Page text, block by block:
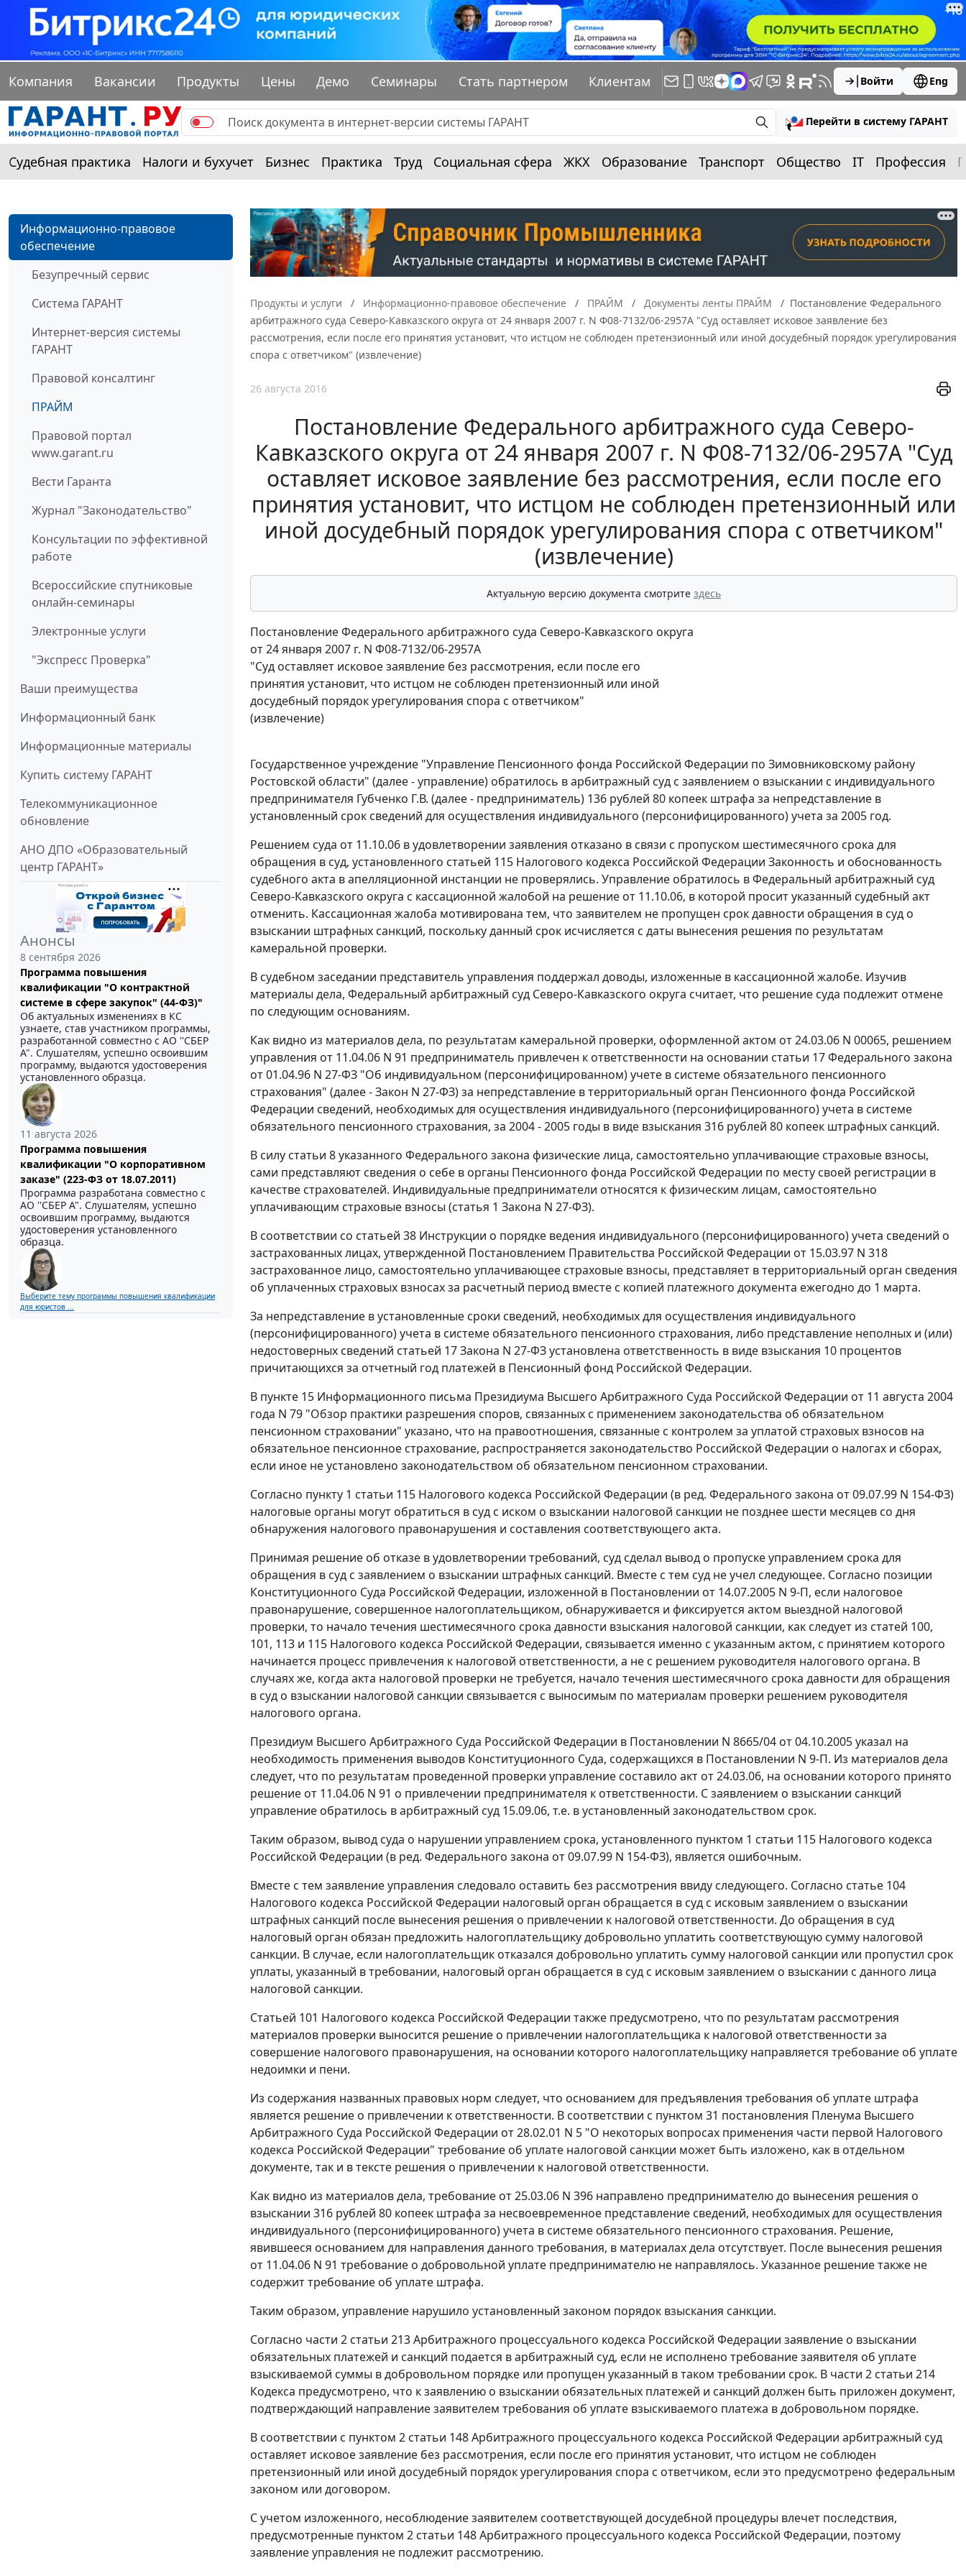
Компания Вакансии Продукты Цены Демо Семинары Стать партнером Клиентам Войти Eng
Перейти в систему ГАРАНТ
Судебная практика Налоги и бухучет Бизнес Практика Труд Социальная сфера ЖКХ Образование Транспорт Общество IT Профессия
Информационно-правовое
обеспечение
Безупречный сервис
Система ГАРАНТ
Интернет-версия системы
ГАРАНТ
Правовой консалтинг
ПРАЙМ
Правовой портал
www.garant.ru
Вести Гаранта
Журнал "Законодательство"
Консультации по эффективной
работе
Всероссийские спутниковые
онлайн-семинары
Электронные услуги
"Экспресс Проверка"
Ваши преимущества
Информационный банк
Информационные материалы
Купить систему ГАРАНТ
Телекоммуникационное
обновление
АНО ДПО «Образовательный
центр ГАРАНТ»
Анонсы
8 сентября 2026
Программа повышения
квалификации "О контрактной
системе в сфере закупок" (44-ФЗ)"
Об актуальных изменениях в КС
узнаете, став участником программы,
разработанной совместно с АО ''СБЕР
А". Слушателям, успешно освоившим
программу, выдаются удостоверения
установленного образца.
11 августа 2026
Программа повышения
квалификации "О корпоративном
заказе" (223-ФЗ от 18.07.2011)
Программа разработана совместно с
АО ''СБЕР А". Слушателям, успешно
освоившим программу, выдаются
удостоверения установленного
образца.
Выберите тему программы повышения квалификации
для юристов ...
Продукты и услуги Информационно-правовое обеспечение ПРАЙМ Документы ленты ПРАЙМ
Постановление Федерального
арбитражного суда Северо-Кавказского округа от 24 января 2007 г. N Ф08-7132/06-2957А "Суд оставляет исковое заявление без
рассмотрения, если после его принятия установит, что истцом не соблюден претензионный или иной досудебный порядок урегулирования
спора с ответчиком" (извлечение)
26 августа 2016
Постановление Федерального арбитражного суда Северо-
Кавказского округа от 24 января 2007 г. N Ф08-7132/06-2957А "Суд
оставляет исковое заявление без рассмотрения, если после его
принятия установит, что истцом не соблюден претензионный или
иной досудебный порядок урегулирования спора с ответчиком"
(извлечение)
Актуальную версию документа смотрите здесь
Постановление Федерального арбитражного суда Северо-Кавказского округа
от 24 января 2007 г. N Ф08-7132/06-2957А
"Суд оставляет исковое заявление без рассмотрения, если после его
принятия установит, что истцом не соблюден претензионный или иной
досудебный порядок урегулирования спора с ответчиком"
(извлечение)
Государственное учреждение "Управление Пенсионного фонда Российской Федерации по Зимовниковскому району
Ростовской области" (далее - управление) обратилось в арбитражный суд с заявлением о взыскании с индивидуального
предпринимателя Губченко Г.В. (далее - предприниматель) 136 рублей 80 копеек штрафа за непредставление в
установленный срок сведений для осуществления индивидуального (персонифицированного) учета за 2005 год.
Решением суда от 11.10.06 в удовлетворении заявления отказано в связи с пропуском шестимесячного срока для
обращения в суд, установленного статьей 115 Налогового кодекса Российской Федерации Законность и обоснованность
судебного акта в апелляционной инстанции не проверялись. Управление обратилось в Федеральный арбитражный суд
Северо-Кавказского округа с кассационной жалобой на решение от 11.10.06, в которой просит указанный судебный акт
отменить. Кассационная жалоба мотивирована тем, что заявителем не пропущен срок давности обращения в суд о
взыскании штрафных санкций, поскольку данный срок исчисляется с даты вынесения решения по результатам
камеральной проверки.
В судебном заседании представитель управления поддержал доводы, изложенные в кассационной жалобе. Изучив
материалы дела, Федеральный арбитражный суд Северо-Кавказского округа считает, что решение суда подлежит отмене
по следующим основаниям.
Как видно из материалов дела, по результатам камеральной проверки, оформленной актом от 24.03.06 N 00065, решением
управления от 11.04.06 N 91 предприниматель привлечен к ответственности на основании статьи 17Федерального закона
от 01.04.96 N 27-ФЗ "Об индивидуальном (персонифицированном) учете в системе обязательного пенсионного
страхования" (далее -Закон N 27-ФЗ) за непредставление в территориальный орган Пенсионного фонда Российской
Федерации сведений, необходимых для осуществления индивидуального (персонифицированного) учета в системе
обязательного пенсионного страхования, за 2004 - 2005 годы в виде взыскания 316 рублей 80 копеек штрафных санкций.
В силу статьи 8указанного Федерального закона физические лица, самостоятельно уплачивающие страховые взносы,
сами представляют сведения о себе в органы Пенсионного фонда Российской Федерации по месту своей регистрации в
качестве страхователей. Индивидуальные предприниматели относятся к физическим лицам, самостоятельно
уплачивающим страховые взносы (статья 1 Закона N 27-ФЗ).
В соответствии со статьей 38 Инструкции о порядке ведения индивидуального (персонифицированного) учета сведений о
застрахованных лицах, утвержденной Постановлением Правительства Российской Федерации от 15.03.97 N 318
застрахованное лицо, самостоятельно уплачивающее страховые взносы, представляет в территориальный орган сведения
об уплаченных страховых взносах за расчетный период вместе с копией платежного документа ежегодно до 1 марта.
За непредставление в установленные сроки сведений, необходимых для осуществления индивидуального
(персонифицированного) учета в системе обязательного пенсионного страхования, либо представление неполных и (или)
недостоверных сведений статьей 17Закона N 27-ФЗ установлена ответственность в виде взыскания 10 процентов
причитающихся за отчетный год платежей в Пенсионный фонд Российской Федерации.
В пункте 15 Информационного письма Президиума Высшего Арбитражного Суда Российской Федерации от 11 августа 2004
года N 79 "Обзор практики разрешения споров, связанных с применением законодательства об обязательном
пенсионном страховании" указано, что на правоотношения, связанные с контролем за уплатой страховых взносов на
обязательное пенсионное страхование, распространяется законодательство Российской Федерации о налогах и сборах,
если иное не установлено законодательством об обязательном пенсионном страховании.
Согласно пункту 1 статьи 115 Налогового кодекса Российской Федерации (в ред. Федерального закона от 09.07.99 N 154-ФЗ)
налоговые органы могут обратиться в суд с иском о взыскании налоговой санкции не позднее шести месяцев со дня
обнаружения налогового правонарушения и составления соответствующего акта.
Принимая решение об отказе в удовлетворении требований, суд сделал вывод о пропуске управлением срока для
обращения в суд с заявлением о взыскании штрафных санкций. Вместе с тем суд не учел следующее. Согласно позиции
Конституционного Суда Российской Федерации, изложенной в Постановлении от 14.07.2005 N 9-П, если налоговое
правонарушение, совершенное налогоплательщиком, обнаруживается и фиксируется актом выездной налоговой
проверки, то начало течения шестимесячного срока давности взыскания налоговой санкции, как следует из статей 100,
101, 113 и 115 Налогового кодекса Российской Федерации, связывается именно с указанным актом, с принятием которого
начинается процесс привлечения к налоговой ответственности, а не с решением руководителя налогового органа. В
случаях же, когда акта налоговой проверки не требуется, начало течения шестимесячного срока давности для обращения
в суд о взыскании налоговой санкции связывается с выносимым по материалам проверки решением руководителя
налогового органа.
Президиум Высшего Арбитражного Суда Российской Федерации в Постановлении N 8665/04 от 04.10.2005 указал на
необходимость применения выводов Конституционного Суда, содержащихся в Постановлении N 9-П. Из материалов дела
следует, что по результатам проведенной проверки управление составило акт от 24.03.06, на основании которого принято
решение от 11.04.06 N 91 о привлечении предпринимателя к ответственности. С заявлением о взыскании санкций
управление обратилось в арбитражный суд 15.09.06, т.е. в установленный законодательством срок.
Таким образом, вывод суда о нарушении управлением срока, установленного пунктом 1 статьи 115 Налогового кодекса
Российской Федерации (в ред. Федерального закона от 09.07.99 N 154-ФЗ), является ошибочным.
Вместе с тем заявление управления следовало оставить без рассмотрения ввиду следующего. Согласно статье 104
Налогового кодекса Российской Федерации налоговый орган обращается в суд с исковым заявлением о взыскании
штрафных санкций после вынесения решения о привлечении к налоговой ответственности. До обращения в суд
налоговый орган обязан предложить налогоплательщику добровольно уплатить соответствующую сумму налоговой
санкции. В случае, если налогоплательщик отказался добровольно уплатить сумму налоговой санкции или пропустил срок
уплаты, указанный в требовании, налоговый орган обращается в суд с исковым заявлением о взыскании с данного лица
налоговой санкции.
Статьей 101 Налогового кодекса Российской Федерации также предусмотрено, что по результатам рассмотрения
материалов проверки выносится решение о привлечении налогоплательщика к налоговой ответственности за
совершение налогового правонарушения, на основании которого налогоплательщику направляется требование об уплате
недоимки и пени.
Из содержания названных правовых норм следует, что основанием для предъявления требования об уплате штрафа
является решение о привлечении к ответственности. В соответствии с пунктом 31 постановления Пленума Высшего
Арбитражного Суда Российской Федерации от 28.02.01 N 5 "О некоторых вопросах применения части первой Налогового
кодекса Российской Федерации" требование об уплате налоговой санкции может быть изложено, как в отдельном
документе, так и в тексте решения о привлечении к налоговой ответственности.
Как видно из материалов дела, требование от 25.03.06 N 396 направлено предпринимателю до вынесения решения о
взыскании 316 рублей 80 копеек штрафа за несвоевременное представление сведений, необходимых для осуществления
индивидуального (персонифицированного) учета в системе обязательного пенсионного страхования. Решение,
явившееся основанием для направления данного требования, в материалах дела отсутствует. После вынесения решения
от 11.04.06 N 91 требование о добровольной уплате предпринимателю не направлялось. Указанное решение также не
содержит требование об уплате штрафа.
Таким образом, управление нарушило установленный законом порядок взыскания санкции.
Согласно части 2 статьи 213Арбитражного процессуального кодекса Российской Федерации заявление о взыскании
обязательных платежей и санкций подается в арбитражный суд, если не исполнено требование заявителя об уплате
взыскиваемой суммы в добровольном порядке или пропущен указанный в таком требовании срок. В части 2 статьи 214
Кодекса предусмотрено, что к заявлению о взыскании обязательных платежей и санкций должен быть приложен документ,
подтверждающий направление заявителем требования об уплате взыскиваемого платежа в добровольном порядке.
В соответствии с пунктом 2 статьи 148Арбитражного процессуального кодекса Российской Федерации арбитражный суд
оставляет исковое заявление без рассмотрения, если после его принятия установит, что истцом не соблюден
претензионный или иной досудебный порядок урегулирования спора с ответчиком, если это предусмотрено федеральным
законом или договором.
С учетом изложенного, несоблюдение заявителем соответствующей досудебной процедуры влечет последствия,
предусмотренные пунктом 2 статьи 148Арбитражного процессуального кодекса Российской Федерации, поэтому
заявление управления не подлежит рассмотрению.